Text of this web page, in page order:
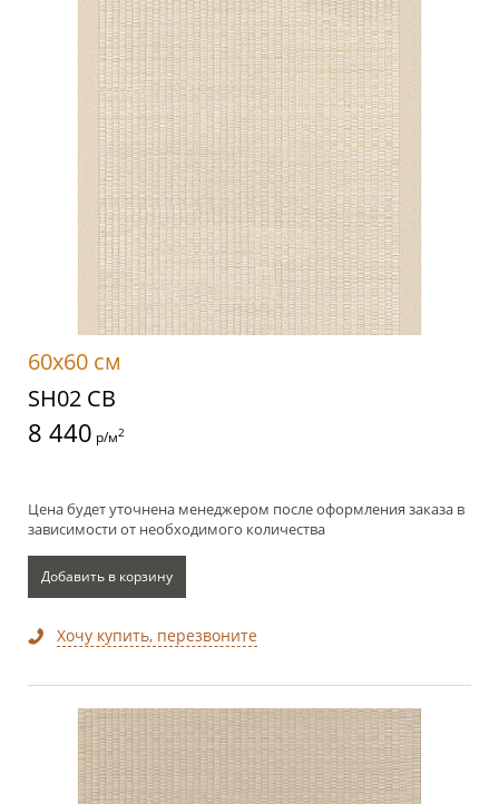
60x60 см
SH02 CB
8 440 р/м2
Цена будет уточнена менеджером после оформления заказа в
зависимости от необходимого количества
Добавить в корзину
Хочу купить, перезвоните